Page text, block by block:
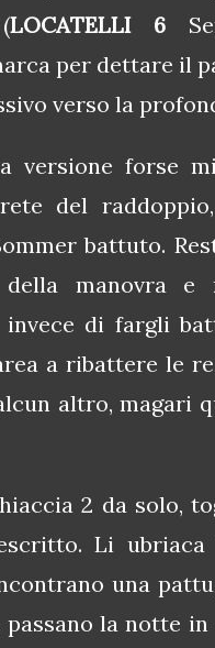
LOCATELLI 6
per dettare il
verso la
versione forse
del
battuto.
manovra e
invece di fargli
a ribattere le
altro, magari
2 da solo,
Li
una
passano la notte